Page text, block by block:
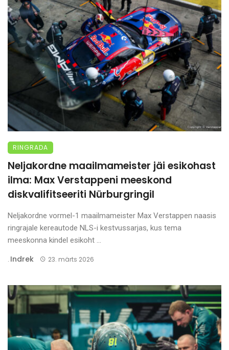
RINGRADA
Neljakordne maailmameister jäi esikohast
ilma: Max Verstappeni meeskond
diskvalifitseeriti Nürburgringil
Neljakordne vormel-1 maailmameister Max Verstappen naasis
ringrajale kereautode NLS-i kestvussarjas, kus tema
meeskonna kindel esikoht ...
. Indrek 23. märts 2026